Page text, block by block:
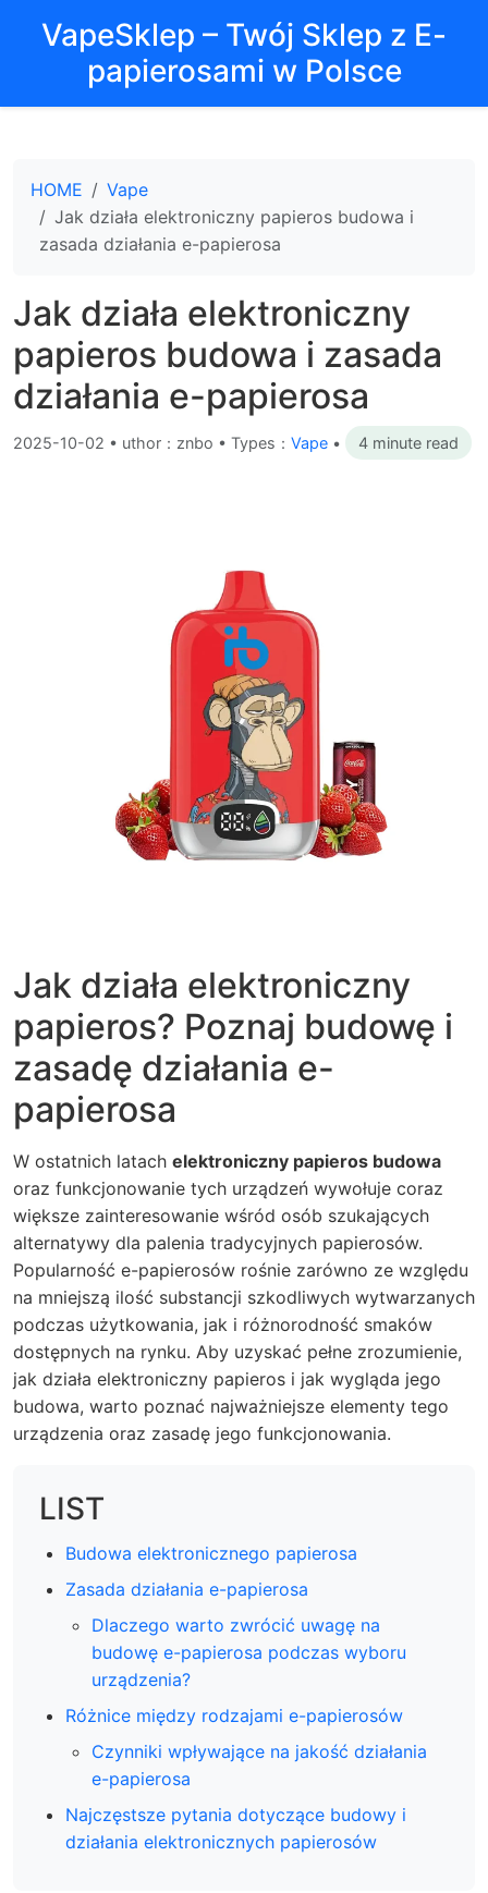
VapeSklep – Twój Sklep z E-
papierosami w Polsce
HOME
Vape
Jak działa elektroniczny papieros budowa i
zasada działania e-papierosa
Jak działa elektroniczny
papieros budowa i zasada
działania e-papierosa
2025-10-02 • uthor：znbo • Types： Vape • 4 minute read
Jak działa elektroniczny
papieros? Poznaj budowę i
zasadę działania e-
papierosa
W ostatnich latach elektroniczny papieros budowa
oraz funkcjonowanie tych urządzeń wywołuje coraz
większe zainteresowanie wśród osób szukających
alternatywy dla palenia tradycyjnych papierosów.
Popularność e-papierosów rośnie zarówno ze względu
na mniejszą ilość substancji szkodliwych wytwarzanych
podczas użytkowania, jak i różnorodność smaków
dostępnych na rynku. Aby uzyskać pełne zrozumienie,
jak działa elektroniczny papieros i jak wygląda jego
budowa, warto poznać najważniejsze elementy tego
urządzenia oraz zasadę jego funkcjonowania.
LIST
Budowa elektronicznego papierosa
Zasada działania e-papierosa
Dlaczego warto zwrócić uwagę na
budowę e-papierosa podczas wyboru
urządzenia?
Różnice między rodzajami e-papierosów
Czynniki wpływające na jakość działania
e-papierosa
Najczęstsze pytania dotyczące budowy i
działania elektronicznych papierosów